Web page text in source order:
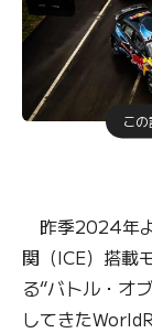
こ
昨季2024年
関（ICE）搭載
る“バトル・オ
してきた